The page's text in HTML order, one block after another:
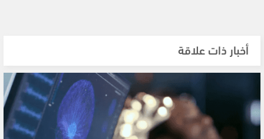
أخبار ذات علاقة